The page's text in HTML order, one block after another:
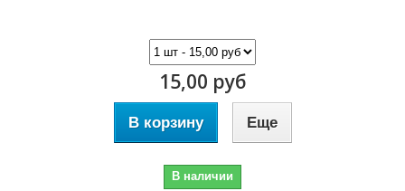
15,00 руб
В корзину Еще
В наличии